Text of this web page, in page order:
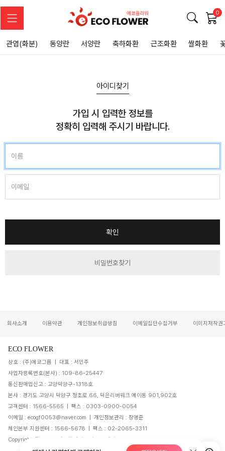
0
관엽(화분) 동양란 서양란 축하화환 근조화환 쌀화환
아이디찾기
가입 시 입력한 정보를
정확히 입력해 주시기 바랍니다.
확인
비밀번호찾기
회사소개 이용약관 개인정보취급방침 이메일집단수집거부 이미지저작권
ECO FLOWER
상호 : (주)에코그룹 | 대표 : 서민주
사업자등록번호(본사) : 109-86-25447
통신판매업신고 : 고양덕양구-1318호
본사 : 경기도 고양시 덕양구 청초로 66, 덕은리버워크 에이동 901,902호
고객센터 : 1566-5565 | 팩스 : 0303-0900-0054
이메일 : ecogf0053@naver.com | 개인정보관리 : 장영준
체인본부 지원센터 : 1566-5678 | 팩스 : 02-2065-3311
Copyright ⓒ 2010, 에코플라워 - 전국 꽃배달 All Rights Reserved.